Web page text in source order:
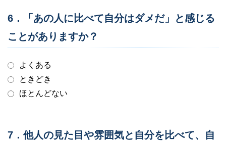
6．「あの人に比べて自分はダメだ」と感じる
ことがありますか？
よくある
ときどき
ほとんどない
7．他人の見た目や雰囲気と自分を比べて、自